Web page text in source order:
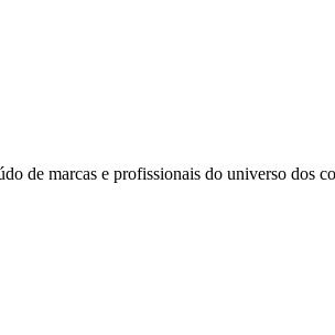
de marcas e profissionais do universo dos